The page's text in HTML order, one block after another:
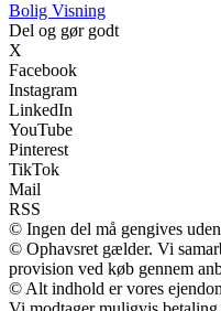
Bolig Visning
Del og gør godt
X
Facebook
Instagram
LinkedIn
YouTube
Pinterest
TikTok
Mail
RSS
© Ingen del må gengives
© Ophavsret gælder. Vi
provision ved køb gennem
© Alt indhold er vores